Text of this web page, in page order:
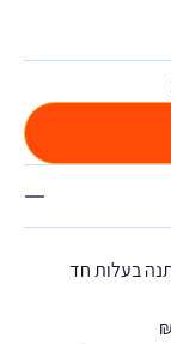
בעלות חד